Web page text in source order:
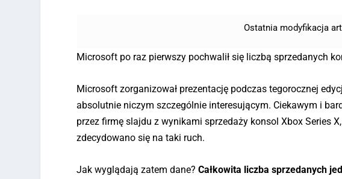
Ostatnia modyfikacja
Microsoft po raz pierwszy pochwalił się liczbą sprzedanych
Microsoft zorganizował prezentację podczas tegorocznej
absolutnie niczym szczególnie interesującym. Ciekawym i
przez firmę slajdu z wynikami sprzedaży konsol Xbox Series
zdecydowano się na taki ruch.
Jak wyglądają zatem dane? Całkowita liczba sprzedanych